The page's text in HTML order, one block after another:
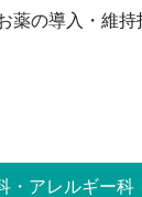
薬の導入・維
・アレルギー科